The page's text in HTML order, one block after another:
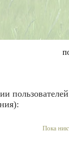
пользователей
Пока